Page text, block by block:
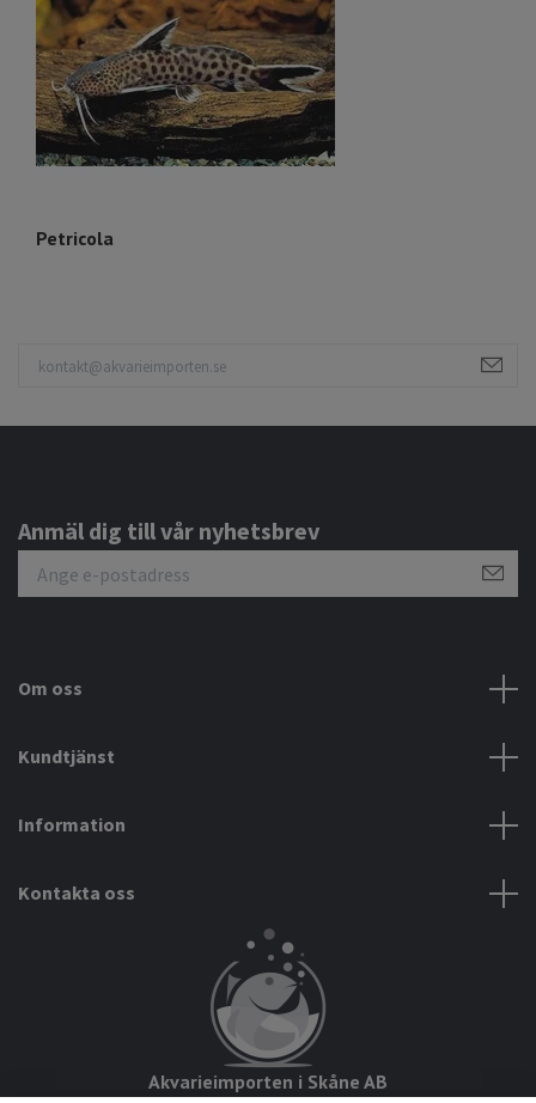
Petricola
Anmäl dig till vår nyhetsbrev
Om oss
Kundtjänst
Information
Kontakta oss
Akvarieimporten i Skåne AB